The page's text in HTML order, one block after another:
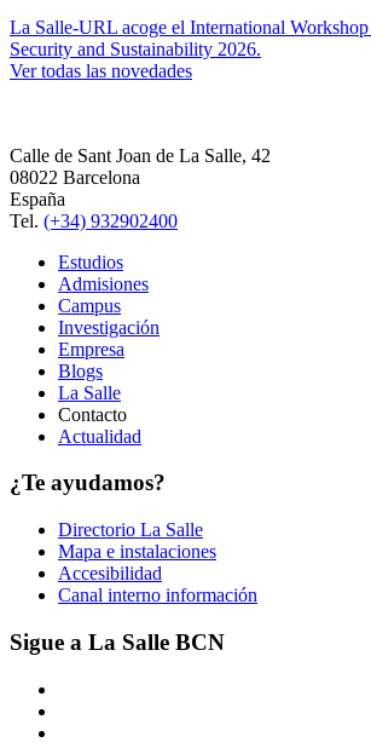
La Salle-URL acoge el International
Security and Sustainability 2026.
Ver todas las novedades
Calle de Sant Joan de La Salle, 42
08022 Barcelona
España
Tel. (+34) 932902400
Estudios
Admisiones
Campus
Investigación
Empresa
Blogs
La Salle
Contacto
Actualidad
¿Te ayudamos?
Directorio La Salle
Mapa e instalaciones
Accesibilidad
Canal interno información
Sigue a La Salle BCN